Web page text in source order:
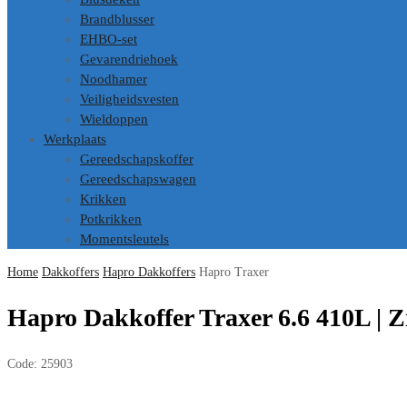
Brandblusser
EHBO-set
Gevarendriehoek
Noodhamer
Veiligheidsvesten
Wieldoppen
Werkplaats
Gereedschapskoffer
Gereedschapswagen
Krikken
Potkrikken
Momentsleutels
Home Dakkoffers Hapro Dakkoffers Hapro Traxer
Hapro Dakkoffer Traxer 6.6 410L |
Code: 25903